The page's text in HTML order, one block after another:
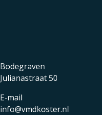
Bodegraven
Julianastraat 50
E-mail
info@vmdkoster.nl